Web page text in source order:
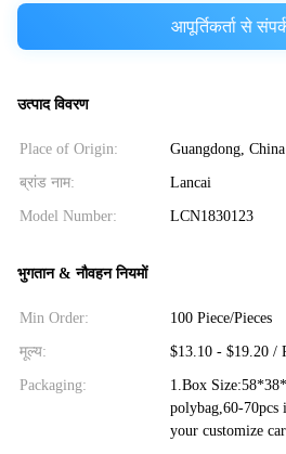
आपूर्तिकर्ता से
उत्पाद विवरण
Place of Origin: Guangdong,
ब्रांड नाम: Lancai
Model Number: LCN1830123
भुगतान & नौवहन नियमों
Min Order: 100 Piece/Pieces
मूल्य: $13.10 - $19.20 /
Packaging:
1.Box
polybag,60-70pcs
your customize